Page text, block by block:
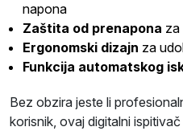
napona
Zaštita od prenapona za
Ergonomski dizajn za
Funkcija automatskog
Bez obzira jeste li
korisnik, ovaj digitalni